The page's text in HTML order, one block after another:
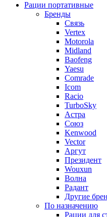
Рации портативные
Бренды
Связь
Vertex
Motorola
Midland
Baofeng
Yaesu
Comrade
Icom
Racio
TurboSky
Астра
Союз
Kenwood
Vector
Аргут
Президент
Wouxun
Волна
Радант
Другие
По назначению
Рации для